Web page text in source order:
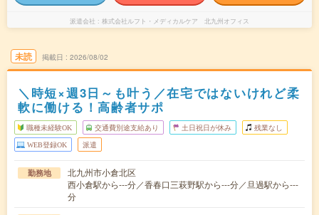
派遣会社 株式会社ルフト・メディカルケア 北九州オフィス
未読 掲載日 2026/08/02
＼時短×週3日～も叶う／在宅ではないけれど柔
軟に働ける！高齢者サポ
職種未経験OK 交通費別途支給あり 土日祝日が休み 残業なし
WEB登録OK 派遣
勤務地
北九州市小倉北区
西小倉駅から---分／香春口三萩野駅から---分／旦過駅から---
分